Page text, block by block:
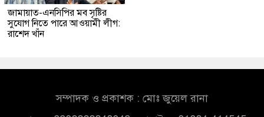
জামায়াত-এনসিপির মব সৃষ্টির
সুযোগ নিতে পারে আওয়ামী লীগ:
রাশেদ খাঁন
সম্পাদক ও প্রকাশক : মোঃ জুয়েল রানা